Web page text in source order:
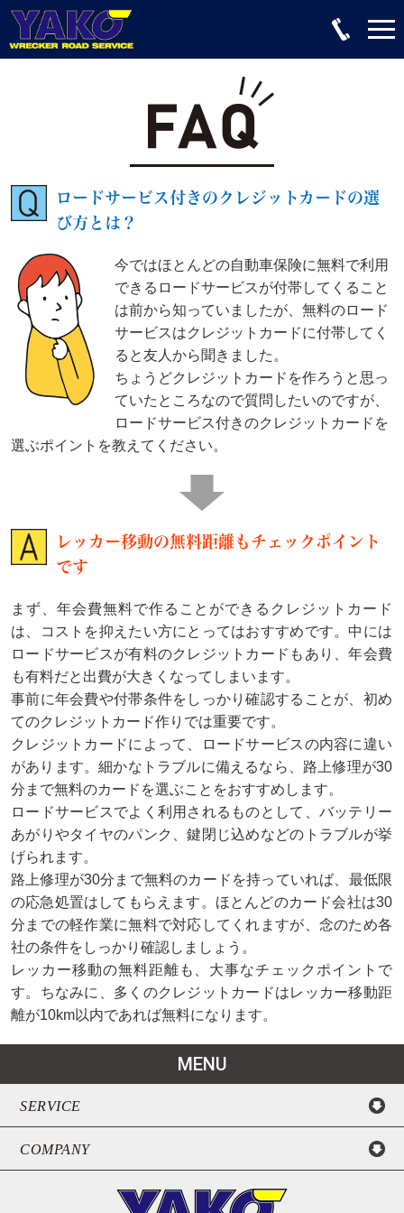
ロードサービス付きのクレジットカードの選
び方とは？
今ではほとんどの自動車保険に無料で利用
できるロードサービスが付帯してくること
は前から知っていましたが、無料のロード
サービスはクレジットカードに付帯してく
ると友人から聞きました。
ちょうどクレジットカードを作ろうと思っ
ていたところなので質問したいのですが、
ロードサービス付きのクレジットカードを
選ぶポイントを教えてください。
レッカー移動の無料距離もチェックポイント
です
まず、年会費無料で作ることができるクレジットカード
は、コストを抑えたい方にとってはおすすめです。中には
ロードサービスが有料のクレジットカードもあり、年会費
も有料だと出費が大きくなってしまいます。
事前に年会費や付帯条件をしっかり確認することが、初め
てのクレジットカード作りでは重要です。
クレジットカードによって、ロードサービスの内容に違い
があります。細かなトラブルに備えるなら、路上修理が30
分まで無料のカードを選ぶことをおすすめします。
ロードサービスでよく利用されるものとして、バッテリー
あがりやタイヤのパンク、鍵閉じ込めなどのトラブルが挙
げられます。
路上修理が30分まで無料のカードを持っていれば、最低限
の応急処置はしてもらえます。ほとんどのカード会社は30
分までの軽作業に無料で対応してくれますが、念のため各
社の条件をしっかり確認しましょう。
レッカー移動の無料距離も、大事なチェックポイントで
す。ちなみに、多くのクレジットカードはレッカー移動距
離が10km以内であれば無料になります。
MENU
SERVICE
COMPANY